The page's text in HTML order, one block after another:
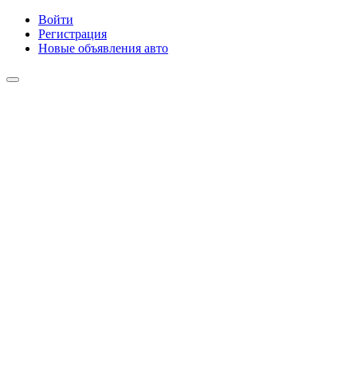
Войти
Регистрация
Новые объявления авто